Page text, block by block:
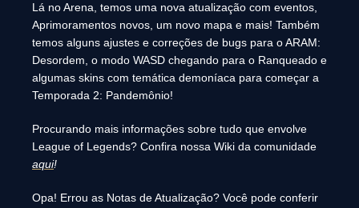
Lá no Arena, temos uma nova atualização com eventos,
Aprimoramentos novos, um novo mapa e mais! Também
temos alguns ajustes e correções de bugs para o ARAM:
Desordem, o modo WASD chegando para o Ranqueado e
algumas skins com temática demoníaca para começar a
Temporada 2: Pandemônio!
Procurando mais informações sobre tudo que envolve
League of Legends? Confira nossa Wiki da comunidade
aqui!
Opa! Errou as Notas de Atualização? Você pode conferir